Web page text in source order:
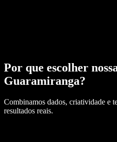
Por que escolher
Guaramiranga?
Combinamos dados, criatividade e
resultados reais.